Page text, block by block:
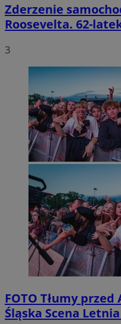
Zderzenie
Roosevelta. 62-
3
FOTO Tłumy przed
Śląska Scena